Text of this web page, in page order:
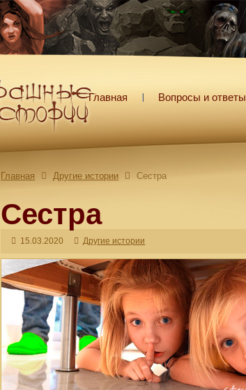
Главная Вопросы и ответы
Главная Другие истории Сестра
Сестра
15.03.2020 Другие истории